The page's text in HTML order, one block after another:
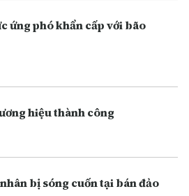
ứng phó khẩn cấp với bão
hiệu thành công
bị sóng cuốn tại bán đảo